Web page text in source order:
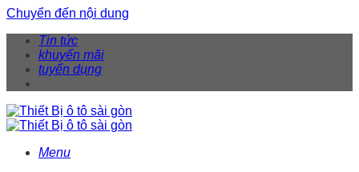
Chuyển đến nội dung
Tin tức
khuyến mãi
tuyển dụng
Menu